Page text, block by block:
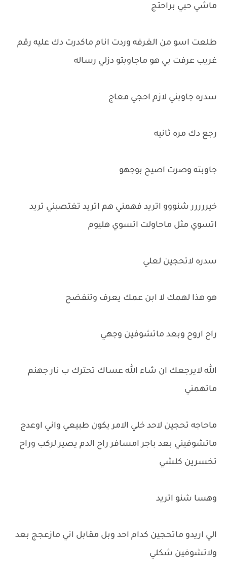
ماشي حبي براحتج
طلعت اسو من الغرفه وردت انام ماكدرت دك عليه رقم
غريب عرفت بي هو ماجاوبتو دزلي رساله
سدره جاوبني لازم احجي معاج
رجع دك مره ثانيه
جاوبته وصرت اصيح بوجهو
خيررررر شنووو اتريد فهمني هم اتريد تغتصبني تريد
اتسوي مثل ماحاولت اتسوي هليوم
سدره لاتحجين لعلي
هو هذا لهمك لا ابن عمك يعرف وتنفضح
راح اروح وبعد ماتشوفين وجهي
الله لايرجعك ان شاء الله عساك تحترك ب نار جهنم
ماتهمني
ماحاجه تحجين لاحد خلي الامر يكون طبيعي واني اوعدج
ماتشوفيني بعد باجر امسافر راح الدم يصير لركب وراح
تخسرين كلشي
وهسا شنو اتريد
الي اريدو ماتحجين كدام احد وبل مقابل اني مازعجج بعد
ولاتشوفين شكلي